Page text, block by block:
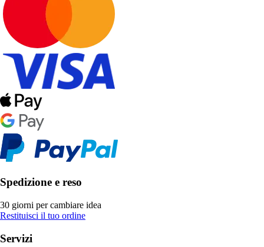
Spedizione e reso
30 giorni per cambiare idea
Restituisci il tuo ordine
Servizi